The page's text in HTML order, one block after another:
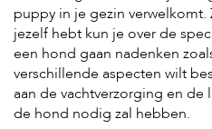
r
e
n
V
o
g
puppy in je gezin
jezelf hebt kun je over de
een hond gaan nadenken
verschillende aspecten wilt
aan de vachtverzorging en
de hond nodig zal hebben.